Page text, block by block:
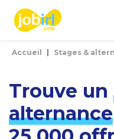
Accueil Stages &
Trouve un
alternance
Panneau de gestion des